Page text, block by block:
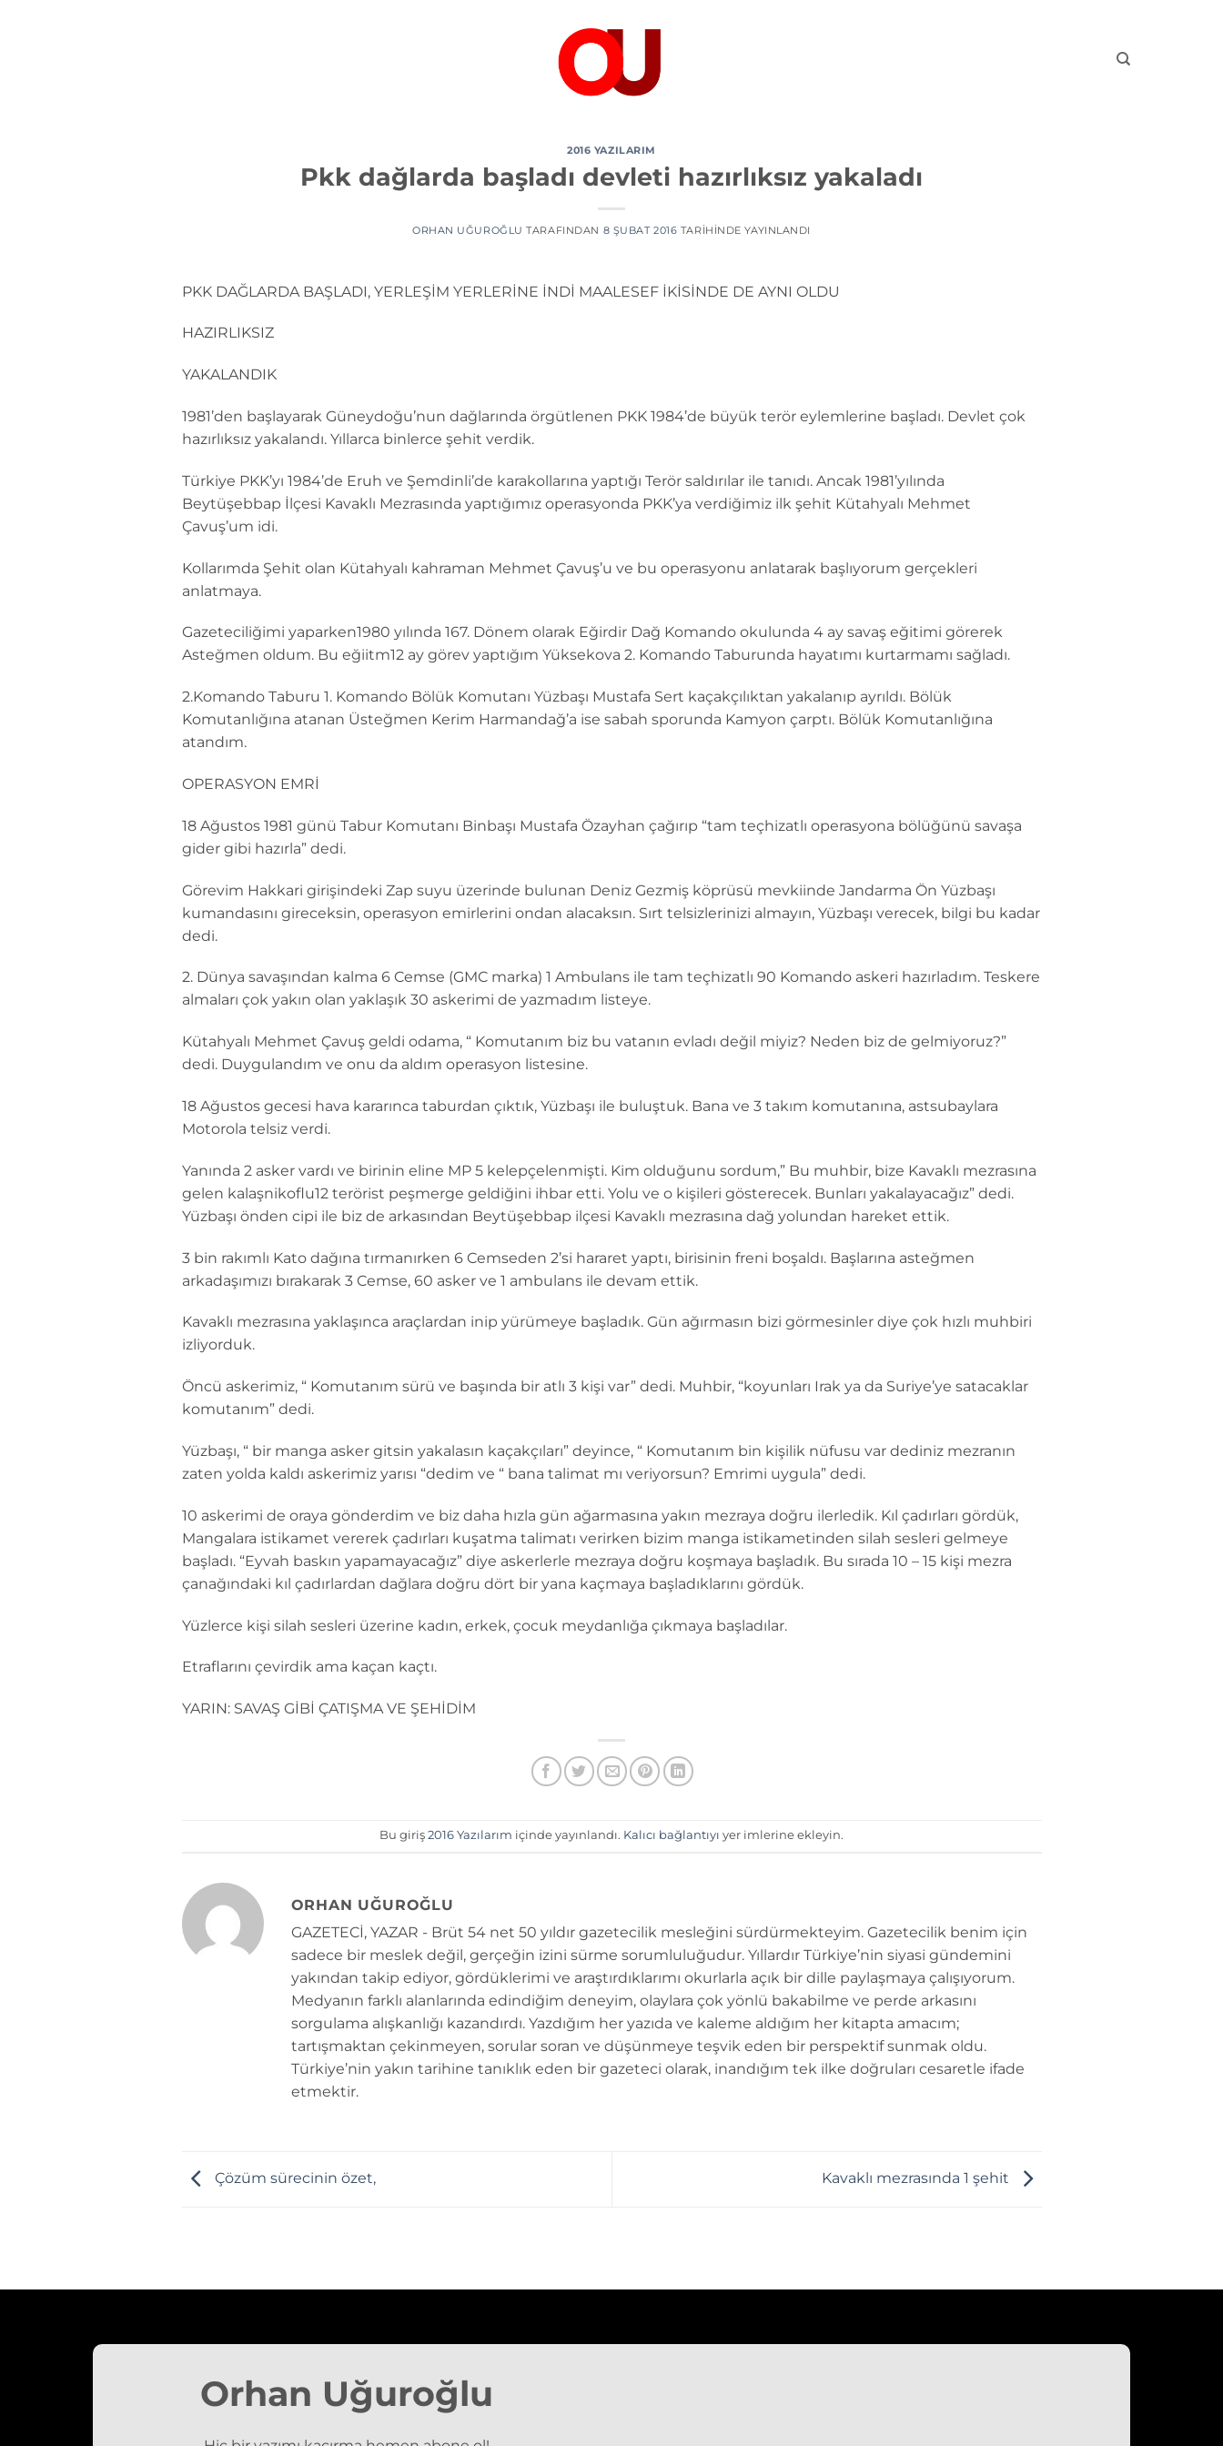
2016 YAZILARIM
Pkk dağlarda başladı devleti hazırlıksız yakaladı
ORHAN UĞUROĞLU TARAFINDAN 8 ŞUBAT 2016 TARIHINDE YAYINLANDI
PKK DAĞLARDA BAŞLADI, YERLEŞİM YERLERİNE İNDİ MAALESEF İKİSİNDE DE AYNI OLDU
HAZIRLIKSIZ
YAKALANDIK
1981’den başlayarak Güneydoğu’nun dağlarında örgütlenen PKK 1984’de büyük terör eylemlerine başladı. Devlet çok
hazırlıksız yakalandı. Yıllarca binlerce şehit verdik.
Türkiye PKK’yı 1984’de Eruh ve Şemdinli’de karakollarına yaptığı Terör saldırılar ile tanıdı. Ancak 1981’yılında
Beytüşebbap İlçesi Kavaklı Mezrasında yaptığımız operasyonda PKK’ya verdiğimiz ilk şehit Kütahyalı Mehmet
Çavuş’um idi.
Kollarımda Şehit olan Kütahyalı kahraman Mehmet Çavuş’u ve bu operasyonu anlatarak başlıyorum gerçekleri
anlatmaya.
Gazeteciliğimi yaparken1980 yılında 167. Dönem olarak Eğirdir Dağ Komando okulunda 4 ay savaş eğitimi görerek
Asteğmen oldum. Bu eğiitm12 ay görev yaptığım Yüksekova 2. Komando Taburunda hayatımı kurtarmamı sağladı.
2.Komando Taburu 1. Komando Bölük Komutanı Yüzbaşı Mustafa Sert kaçakçılıktan yakalanıp ayrıldı. Bölük
Komutanlığına atanan Üsteğmen Kerim Harmandağ’a ise sabah sporunda Kamyon çarptı. Bölük Komutanlığına
atandım.
OPERASYON EMRİ
18 Ağustos 1981 günü Tabur Komutanı Binbaşı Mustafa Özayhan çağırıp “tam teçhizatlı operasyona bölüğünü savaşa
gider gibi hazırla” dedi.
Görevim Hakkari girişindeki Zap suyu üzerinde bulunan Deniz Gezmiş köprüsü mevkiinde Jandarma Ön Yüzbaşı
kumandasını gireceksin, operasyon emirlerini ondan alacaksın. Sırt telsizlerinizi almayın, Yüzbaşı verecek, bilgi bu kadar
dedi.
2. Dünya savaşından kalma 6 Cemse (GMC marka) 1 Ambulans ile tam teçhizatlı 90 Komando askeri hazırladım. Teskere
almaları çok yakın olan yaklaşık 30 askerimi de yazmadım listeye.
Kütahyalı Mehmet Çavuş geldi odama, “ Komutanım biz bu vatanın evladı değil miyiz? Neden biz de gelmiyoruz?”
dedi. Duygulandım ve onu da aldım operasyon listesine.
18 Ağustos gecesi hava kararınca taburdan çıktık, Yüzbaşı ile buluştuk. Bana ve 3 takım komutanına, astsubaylara
Motorola telsiz verdi.
Yanında 2 asker vardı ve birinin eline MP 5 kelepçelenmişti. Kim olduğunu sordum,” Bu muhbir, bize Kavaklı mezrasına
gelen kalaşnikoflu12 terörist peşmerge geldiğini ihbar etti. Yolu ve o kişileri gösterecek. Bunları yakalayacağız” dedi.
Yüzbaşı önden cipi ile biz de arkasından Beytüşebbap ilçesi Kavaklı mezrasına dağ yolundan hareket ettik.
3 bin rakımlı Kato dağına tırmanırken 6 Cemseden 2’si hararet yaptı, birisinin freni boşaldı. Başlarına asteğmen
arkadaşımızı bırakarak 3 Cemse, 60 asker ve 1 ambulans ile devam ettik.
Kavaklı mezrasına yaklaşınca araçlardan inip yürümeye başladık. Gün ağırmasın bizi görmesinler diye çok hızlı muhbiri
izliyorduk.
Öncü askerimiz, “ Komutanım sürü ve başında bir atlı 3 kişi var” dedi. Muhbir, “koyunları Irak ya da Suriye’ye satacaklar
komutanım” dedi.
Yüzbaşı, “ bir manga asker gitsin yakalasın kaçakçıları” deyince, “ Komutanım bin kişilik nüfusu var dediniz mezranın
zaten yolda kaldı askerimiz yarısı “dedim ve “ bana talimat mı veriyorsun? Emrimi uygula” dedi.
10 askerimi de oraya gönderdim ve biz daha hızla gün ağarmasına yakın mezraya doğru ilerledik. Kıl çadırları gördük,
Mangalara istikamet vererek çadırları kuşatma talimatı verirken bizim manga istikametinden silah sesleri gelmeye
başladı. “Eyvah baskın yapamayacağız” diye askerlerle mezraya doğru koşmaya başladık. Bu sırada 10 – 15 kişi mezra
çanağındaki kıl çadırlardan dağlara doğru dört bir yana kaçmaya başladıklarını gördük.
Yüzlerce kişi silah sesleri üzerine kadın, erkek, çocuk meydanlığa çıkmaya başladılar.
Etraflarını çevirdik ama kaçan kaçtı.
YARIN: SAVAŞ GİBİ ÇATIŞMA VE ŞEHİDİM
Bu giriş 2016 Yazılarım içinde yayınlandı. Kalıcı bağlantıyı yer imlerine ekleyin.
ORHAN UĞUROĞLU
GAZETECİ, YAZAR - Brüt 54 net 50 yıldır gazetecilik mesleğini sürdürmekteyim. Gazetecilik benim için
sadece bir meslek değil, gerçeğin izini sürme sorumluluğudur. Yıllardır Türkiye’nin siyasi gündemini
yakından takip ediyor, gördüklerimi ve araştırdıklarımı okurlarla açık bir dille paylaşmaya çalışıyorum.
Medyanın farklı alanlarında edindiğim deneyim, olaylara çok yönlü bakabilme ve perde arkasını
sorgulama alışkanlığı kazandırdı. Yazdığım her yazıda ve kaleme aldığım her kitapta amacım;
tartışmaktan çekinmeyen, sorular soran ve düşünmeye teşvik eden bir perspektif sunmak oldu.
Türkiye’nin yakın tarihine tanıklık eden bir gazeteci olarak, inandığım tek ilke doğruları cesaretle ifade
etmektir.
Çözüm sürecinin özet, Kavaklı mezrasında 1 şehit
Orhan Uğuroğlu